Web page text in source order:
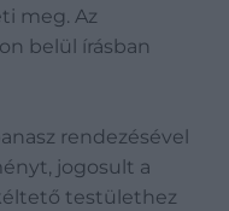
meg. Az
belül írásban
rendezésével
jogosult a
testülethez